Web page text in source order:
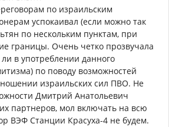
по израильским
успокаивал (если можно так
по нескольким пунктам, при
границы. Очень четко прозвучала
в употреблении данного
по поводу возможностей
израильских сил ПВО. Не
Дмитрий Анатольевич
партнеров, мол включать на всю
ВЭФ Станции Красуха-4 не будем.